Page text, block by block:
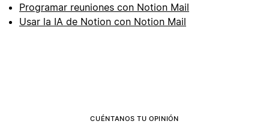
Programar reuniones con Notion Mail
Usar la IA de Notion con Notion Mail
CUÉNTANOS TU OPINIÓN